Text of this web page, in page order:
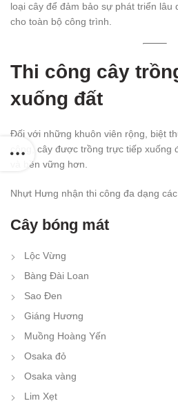
loại cây để đảm bảo sự phát triển lâu
cho toàn bộ công trình.
Thi công cây
xuống đất
Đối với những khuôn viên rộng, biệt
cộng, cây được trồng trực tiếp xuống
và bền vững hơn.
Nhựt Hưng nhận thi công đa dạng
Cây bóng mát
Lộc Vừng
Bàng Đài Loan
Sao Đen
Giáng Hương
Muồng Hoàng Yến
Osaka đỏ
Osaka vàng
Lim Xẹt